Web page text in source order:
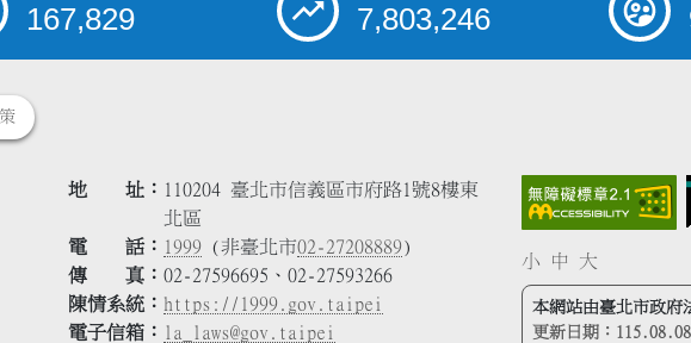
167,829 7,803,246
地 址
110204 臺北市信義區市府路1號8樓東
北區
電 話
1999 (非臺北市02-27208889)
傳 真
02-27596695、02-27593266
陳情系統
https://1999.gov.taipei
電子信箱
la_laws@gov.taipei
小 中 大
本網站由臺北市政府
更新日期： 115.08.08